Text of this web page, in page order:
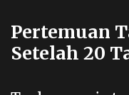
Pertemuan
Setelah 20